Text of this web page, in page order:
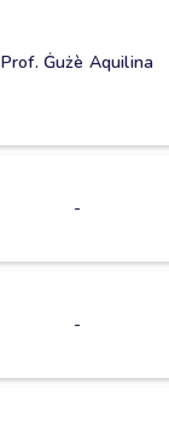
Prof. Ġużè Aquilina
-
-